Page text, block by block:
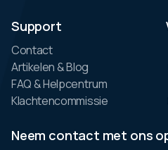
Support
Contact
Artikelen & Blog
FAQ & Helpcentrum
Klachtencommissie
Neem contact met ons